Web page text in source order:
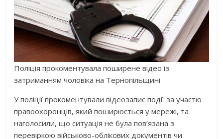
Поліція прокоментувала поширене відео із
затриманням чоловіка на Тернопільщині
У поліції прокоментували відеозапис події за участю
правоохоронців, який поширюється у мережі, та
наголосили, що ситуація не була пов’язана з
перевіркою військово-облікових документів чи